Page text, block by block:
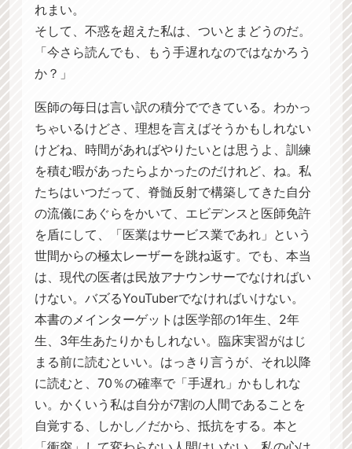
れまい。
そして、不惑を超えた私は、ついとまどうのだ。
「今さら読んでも、もう手遅れなのではなかろう
か？」
医師の毎日は言い訳の積分でできている。わかっ
ちゃいるけどさ、理想を言えばそうかもしれない
けどね、時間があればやりたいとは思うよ、訓練
を積む暇があったらよかったのだけれど、ね。私
たちはいつだって、脊髄反射で構築してきた自分
の流儀にあぐらをかいて、エビデンスと医師免許
を盾にして、「医業はサービス業であれ」という
世間からの極太レーザーを跳ね返す。でも、本当
は、現代の医者は民放アナウンサーでなければい
けない。バズるYouTuberでなければいけない。
本書のメインターゲットは医学部の1年生、2年
生、3年生あたりかもしれない。臨床実習がはじ
まる前に読むといい。はっきり言うが、それ以降
に読むと、70％の確率で「手遅れ」かもしれな
い。かくいう私は自分が7割の人間であることを
自覚する、しかし／だから、抵抗をする。本と